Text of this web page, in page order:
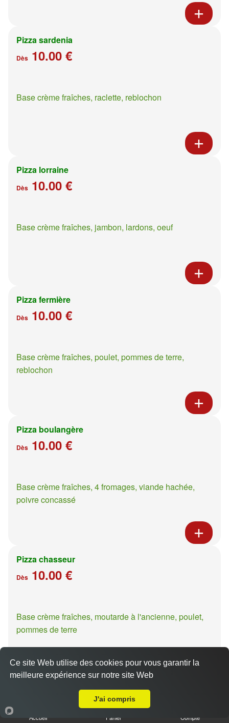
Pizza sardenia
Dès 10.00 €
Base crème fraîches, raclette, reblochon
Pizza lorraine
Dès 10.00 €
Base crème fraîches, jambon, lardons, oeuf
Pizza fermière
Dès 10.00 €
Base crème fraîches, poulet, pommes de terre,
reblochon
Pizza boulangère
Dès 10.00 €
Base crème fraîches, 4 fromages, viande hachée,
poivre concassé
Pizza chasseur
Dès 10.00 €
Base crème fraîches, moutarde à l'ancienne, poulet,
pommes de terre
Pizza casa presto
Accueil Panier Compte
Ce site Web utilise des cookies pour vous garantir la
meilleure expérience sur notre site Web
J'ai compris